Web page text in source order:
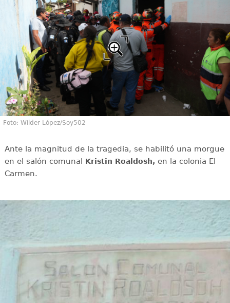
Foto: Wilder López/Soy502
Ante la magnitud de la tragedia, se habilitó una morgue
en el salón comunal Kristin Roaldosh, en la colonia El
Carmen.